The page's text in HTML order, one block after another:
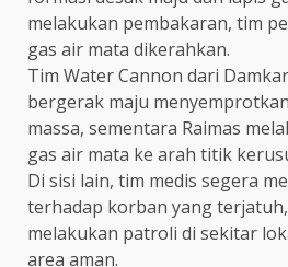
melakukan pembakaran, tim
gas air mata dikerahkan.
Tim Water Cannon dari
bergerak maju
massa, sementara Raimas
gas air mata ke arah titik
Di sisi lain, tim medis segera
terhadap korban yang
melakukan patroli di sekitar
area aman.